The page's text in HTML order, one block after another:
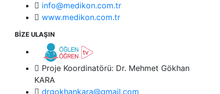
info@medikon.com.tr
www.medikon.com.tr
BİZE ULAŞIN
Proje Koordinatörü: Dr. Mehmet Gökhan
KARA
drgokhankara@gmail.com